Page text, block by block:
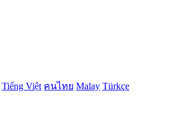
Tiếng Việt คนไทย Malay Türkçe